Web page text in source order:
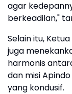
agar
berkeadilan,"
Selain itu,
juga
harmonis
dan misi
yang kondusif.